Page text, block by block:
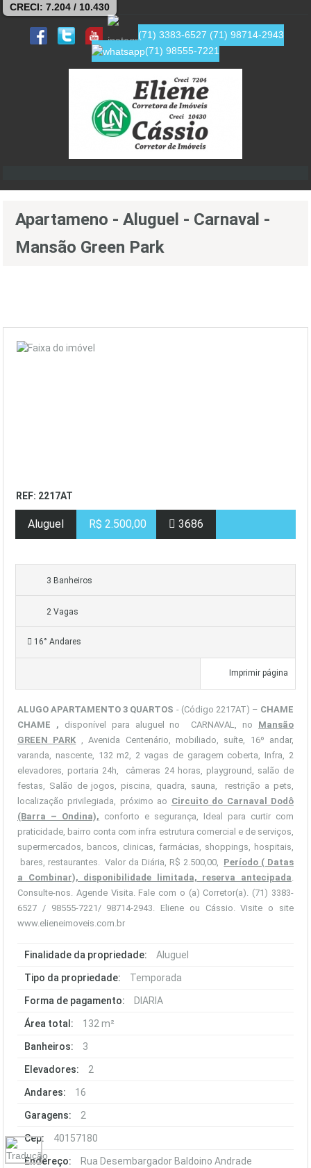
CRECI: 7.204 / 10.430
(71) 3383-6527 (71) 98714-2943
(71) 98555-7221
Apartameno - Aluguel - Carnaval -
Mansão Green Park
REF: 2217AT
Aluguel R$ 2.500,00 3686
3 Banheiros
2 Vagas
16° Andares
Imprimir página
ALUGO APARTAMENTO 3 QUARTOS - (Código 2217AT) – CHAME
CHAME , disponível para aluguel no CARNAVAL, no Mansão
GREEN PARK , Avenida Centenário, mobiliado, suíte, 16º andar,
varanda, nascente, 132 m2, 2 vagas de garagem coberta, Infra, 2
elevadores, portaria 24h, câmeras 24 horas, playground, salão de
festas, Salão de jogos, piscina, quadra, sauna, restrição a pets,
localização privilegiada, próximo ao Circuito do Carnaval Dodô
(Barra – Ondina), conforto e segurança, Ideal para curtir com
praticidade, bairro conta com infra estrutura comercial e de serviços,
supermercados, bancos, clinicas, farmácias, shoppings, hospitais,
bares, restaurantes. Valor da Diária, R$ 2.500,00, Período ( Datas
a Combinar), disponibilidade limitada, reserva antecipada.
Consulte-nos. Agende Visita. Fale com o (a) Corretor(a). (71) 3383-
6527 / 98555-7221/ 98714-2943. Eliene ou Cássio. Visite o site
www.elieneimoveis.com.br
Finalidade da propriedade: Aluguel
Tipo da propriedade: Temporada
Forma de pagamento: DIARIA
Área total: 132 m²
Banheiros: 3
Elevadores: 2
Andares: 16
Garagens: 2
Cep: 40157180
Endereço: Rua Desembargador Baldoino Andrade